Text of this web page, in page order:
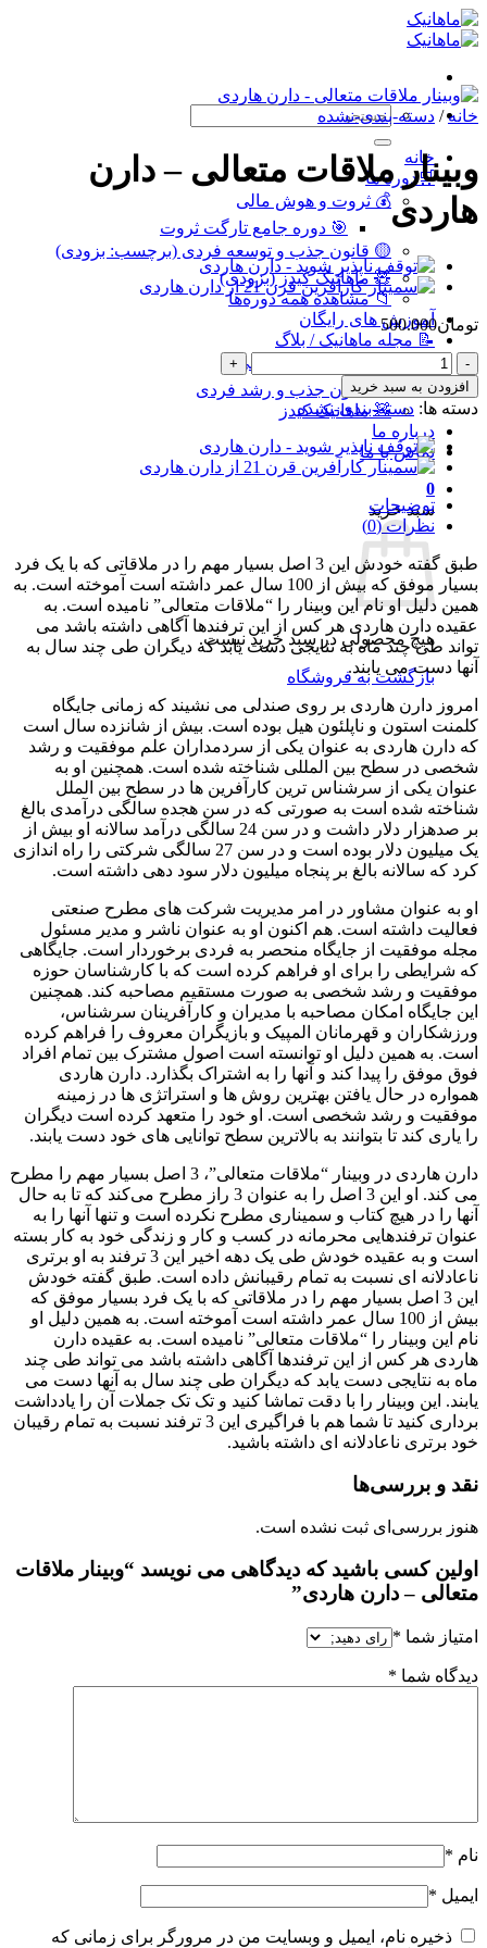
Skip
to
جستجو
خانه
🛒دوره ها
💰 ثروت و هوش مالی
🎯 دوره جامع تارگت ثروت
🟡 قانون جذب و توسعه فردی (برچسب: بزودی)
🧸 ماهانیک کیدز (بزودی)
📁 مشاهده همه دوره‌ها
آموزش های رایگان
📝 مجله ماهانیک / بلاگ
💰 ثروت و هوش مالی
🧠 قانون جذب و رشد فردی
🧸 ماهانیک کیدز
درباره ما
تماس با ما
0
سبد خرید
هیچ محصولی در سبد خرید نیست.
بازگشت به فروشگاه
خانه / دسته-بندی-نشده
وبینار ملاقات متعالی – دارن
هاردی
تومان500.000
وبینار
ملاقات
متعالی
دارن
هاردی
عدد
افزودن به سبد خرید
دسته ها: دسته-بندی-نشده
توضیحات
نظرات (0)
طبق گفته خودش این 3 اصل بسیار مهم را در ملاقاتی که با یک فرد
بسیار موفق که بیش از 100 سال عمر داشته است آموخته است. به
همین دلیل او نام این وبینار را “ملاقات متعالی” نامیده است. به
عقیده دارن هاردی هر کس از این ترفندها آگاهی داشته باشد می
تواند طی چند ماه به نتایجی دست یابد که دیگران طی چند سال به
آنها دست می یابند.
امروز دارن هاردی بر روی صندلی می نشیند که زمانی جایگاه
کلمنت استون و ناپلئون هیل بوده است. بیش از شانزده سال است
که دارن هاردی به عنوان یکی از سردمداران علم موفقیت و رشد
شخصی در سطح بین المللی شناخته شده است. همچنین او به
عنوان یکی از سرشناس ترین کارآفرین ها در سطح بین الملل
شناخته شده است به صورتی که در سن هجده سالگی درآمدی بالغ
بر صدهزار دلار داشت و در سن 24 سالگی درآمد سالانه او بیش از
یک میلیون دلار بوده است و در سن 27 سالگی شرکتی را راه اندازی
کرد که سالانه بالغ بر پنجاه میلیون دلار سود دهی داشته است.
او به عنوان مشاور در امر مدیریت شرکت های مطرح صنعتی
فعالیت داشته است. هم اکنون او به عنوان ناشر و مدیر مسئول
مجله موفقیت از جایگاه منحصر به فردی برخوردار است. جایگاهی
که شرایطی را برای او فراهم کرده است که با کارشناسان حوزه
موفقیت و رشد شخصی به صورت مستقیم مصاحبه کند. همچنین
این جایگاه امکان مصاحبه با مدیران و کارآفرینان سرشناس،
ورزشکاران و قهرمانان المپیک و بازیگران معروف را فراهم کرده
است. به همین دلیل او توانسته است اصول مشترک بین تمام افراد
فوق موفق را پیدا کند و آنها را به اشتراک بگذارد. دارن هاردی
همواره در حال یافتن بهترین روش ها و استراتژی ها در زمینه
موفقیت و رشد شخصی است. او خود را متعهد کرده است دیگران
را یاری کند تا بتوانند به بالاترین سطح توانایی های خود دست یابند.
دارن هاردی در وبینار “ملاقات متعالی”، 3 اصل بسیار مهم را مطرح
می کند. او این 3 اصل را به عنوان 3 راز مطرح می‌کند که تا به حال
آنها را در هیچ کتاب و سمیناری مطرح نکرده است و تنها آنها را به
عنوان ترفندهایی محرمانه در کسب و کار و زندگی خود به کار بسته
است و به عقیده خودش طی یک دهه اخیر این 3 ترفند به او برتری
ناعادلانه ای نسبت به تمام رقیبانش داده است. طبق گفته خودش
این 3 اصل بسیار مهم را در ملاقاتی که با یک فرد بسیار موفق که
بیش از 100 سال عمر داشته است آموخته است. به همین دلیل او
نام این وبینار را “ملاقات متعالی” نامیده است. به عقیده دارن
هاردی هر کس از این ترفندها آگاهی داشته باشد می تواند طی چند
ماه به نتایجی دست یابد که دیگران طی چند سال به آنها دست می
یابند. این وبینار را با دقت تماشا کنید و تک تک جملات آن را یادداشت
برداری کنید تا شما هم با فراگیری این 3 ترفند نسبت به تمام رقیبان
خود برتری ناعادلانه ای داشته باشید.
نقد و بررسی‌ها
هنوز بررسی‌ای ثبت نشده است.
اولین کسی باشید که دیدگاهی می نویسد “وبینار ملاقات
متعالی – دارن هاردی”
امتیاز شما *
دیدگاه شما *
نام *
ایمیل *
ذخیره نام، ایمیل و وبسایت من در مرورگر برای زمانی که